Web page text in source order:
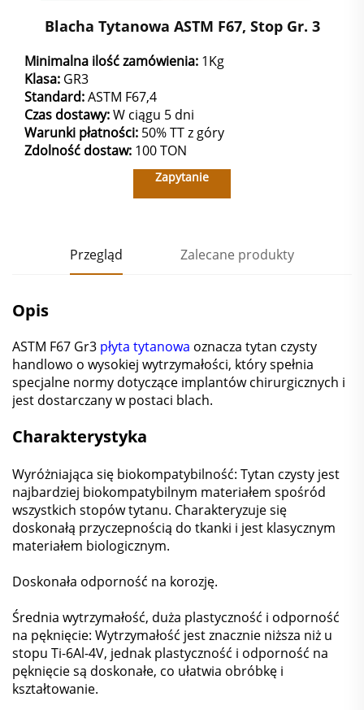
Blacha Tytanowa ASTM F67, Stop Gr. 3
Minimalna ilość zamówienia: 1Kg
Klasa: GR3
Standard:ASTM F67,4
Czas dostawy:W ciągu 5 dni
Warunki płatności: 50% TT z góry
Zdolność dostaw: 100 TON
Zapytanie
Przegląd Zalecane produkty
Opis
ASTM F67 Gr3 płyta tytanowa oznacza tytan czysty
handlowo o wysokiej wytrzymałości, który spełnia
specjalne normy dotyczące implantów chirurgicznych i
jest dostarczany w postaci blach.
Charakterystyka
Wyróżniająca się biokompatybilność: Tytan czysty jest
najbardziej biokompatybilnym materiałem spośród
wszystkich stopów tytanu. Charakteryzuje się
doskonałą przyczepnością do tkanki i jest klasycznym
materiałem biologicznym.
Doskonała odporność na korozję.
Średnia wytrzymałość, duża plastyczność i odporność
na pęknięcie: Wytrzymałość jest znacznie niższa niż u
stopu Ti-6Al-4V, jednak plastyczność i odporność na
pęknięcie są doskonałe, co ułatwia obróbkę i
kształtowanie.